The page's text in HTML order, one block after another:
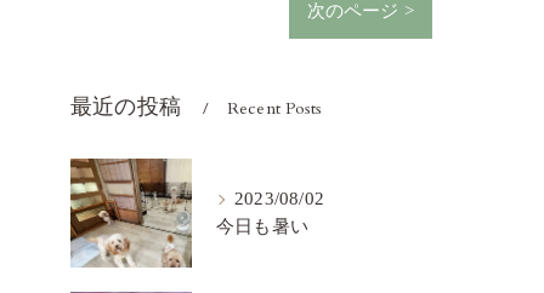
次のページ >
最近の投稿 Recent Posts
2023/08/02
今日も暑い